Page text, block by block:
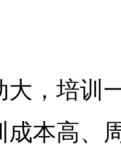
大，培
成本高